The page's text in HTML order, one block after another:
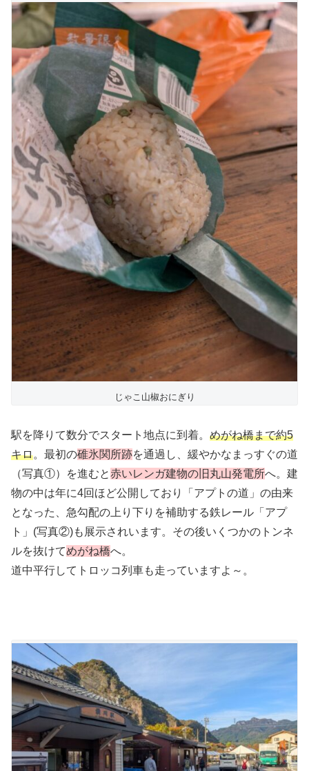
じゃこ山椒おにぎり
駅を降りて数分でスタート地点に到着。 めがね橋まで約5
キロ。最初の碓氷関所跡を通過し、緩やかなまっすぐの道
（写真①）を進むと赤いレンガ建物の旧丸山発電所へ。建
物の中は年に4回ほど公開しており「アプトの道」の由来
となった、急勾配の上り下りを補助する鉄レール「アプ
ト」(写真②)も展示されいます。その後いくつかのトンネ
ルを抜けてめがね橋へ。
道中平行してトロッコ列車も走っていますよ～。